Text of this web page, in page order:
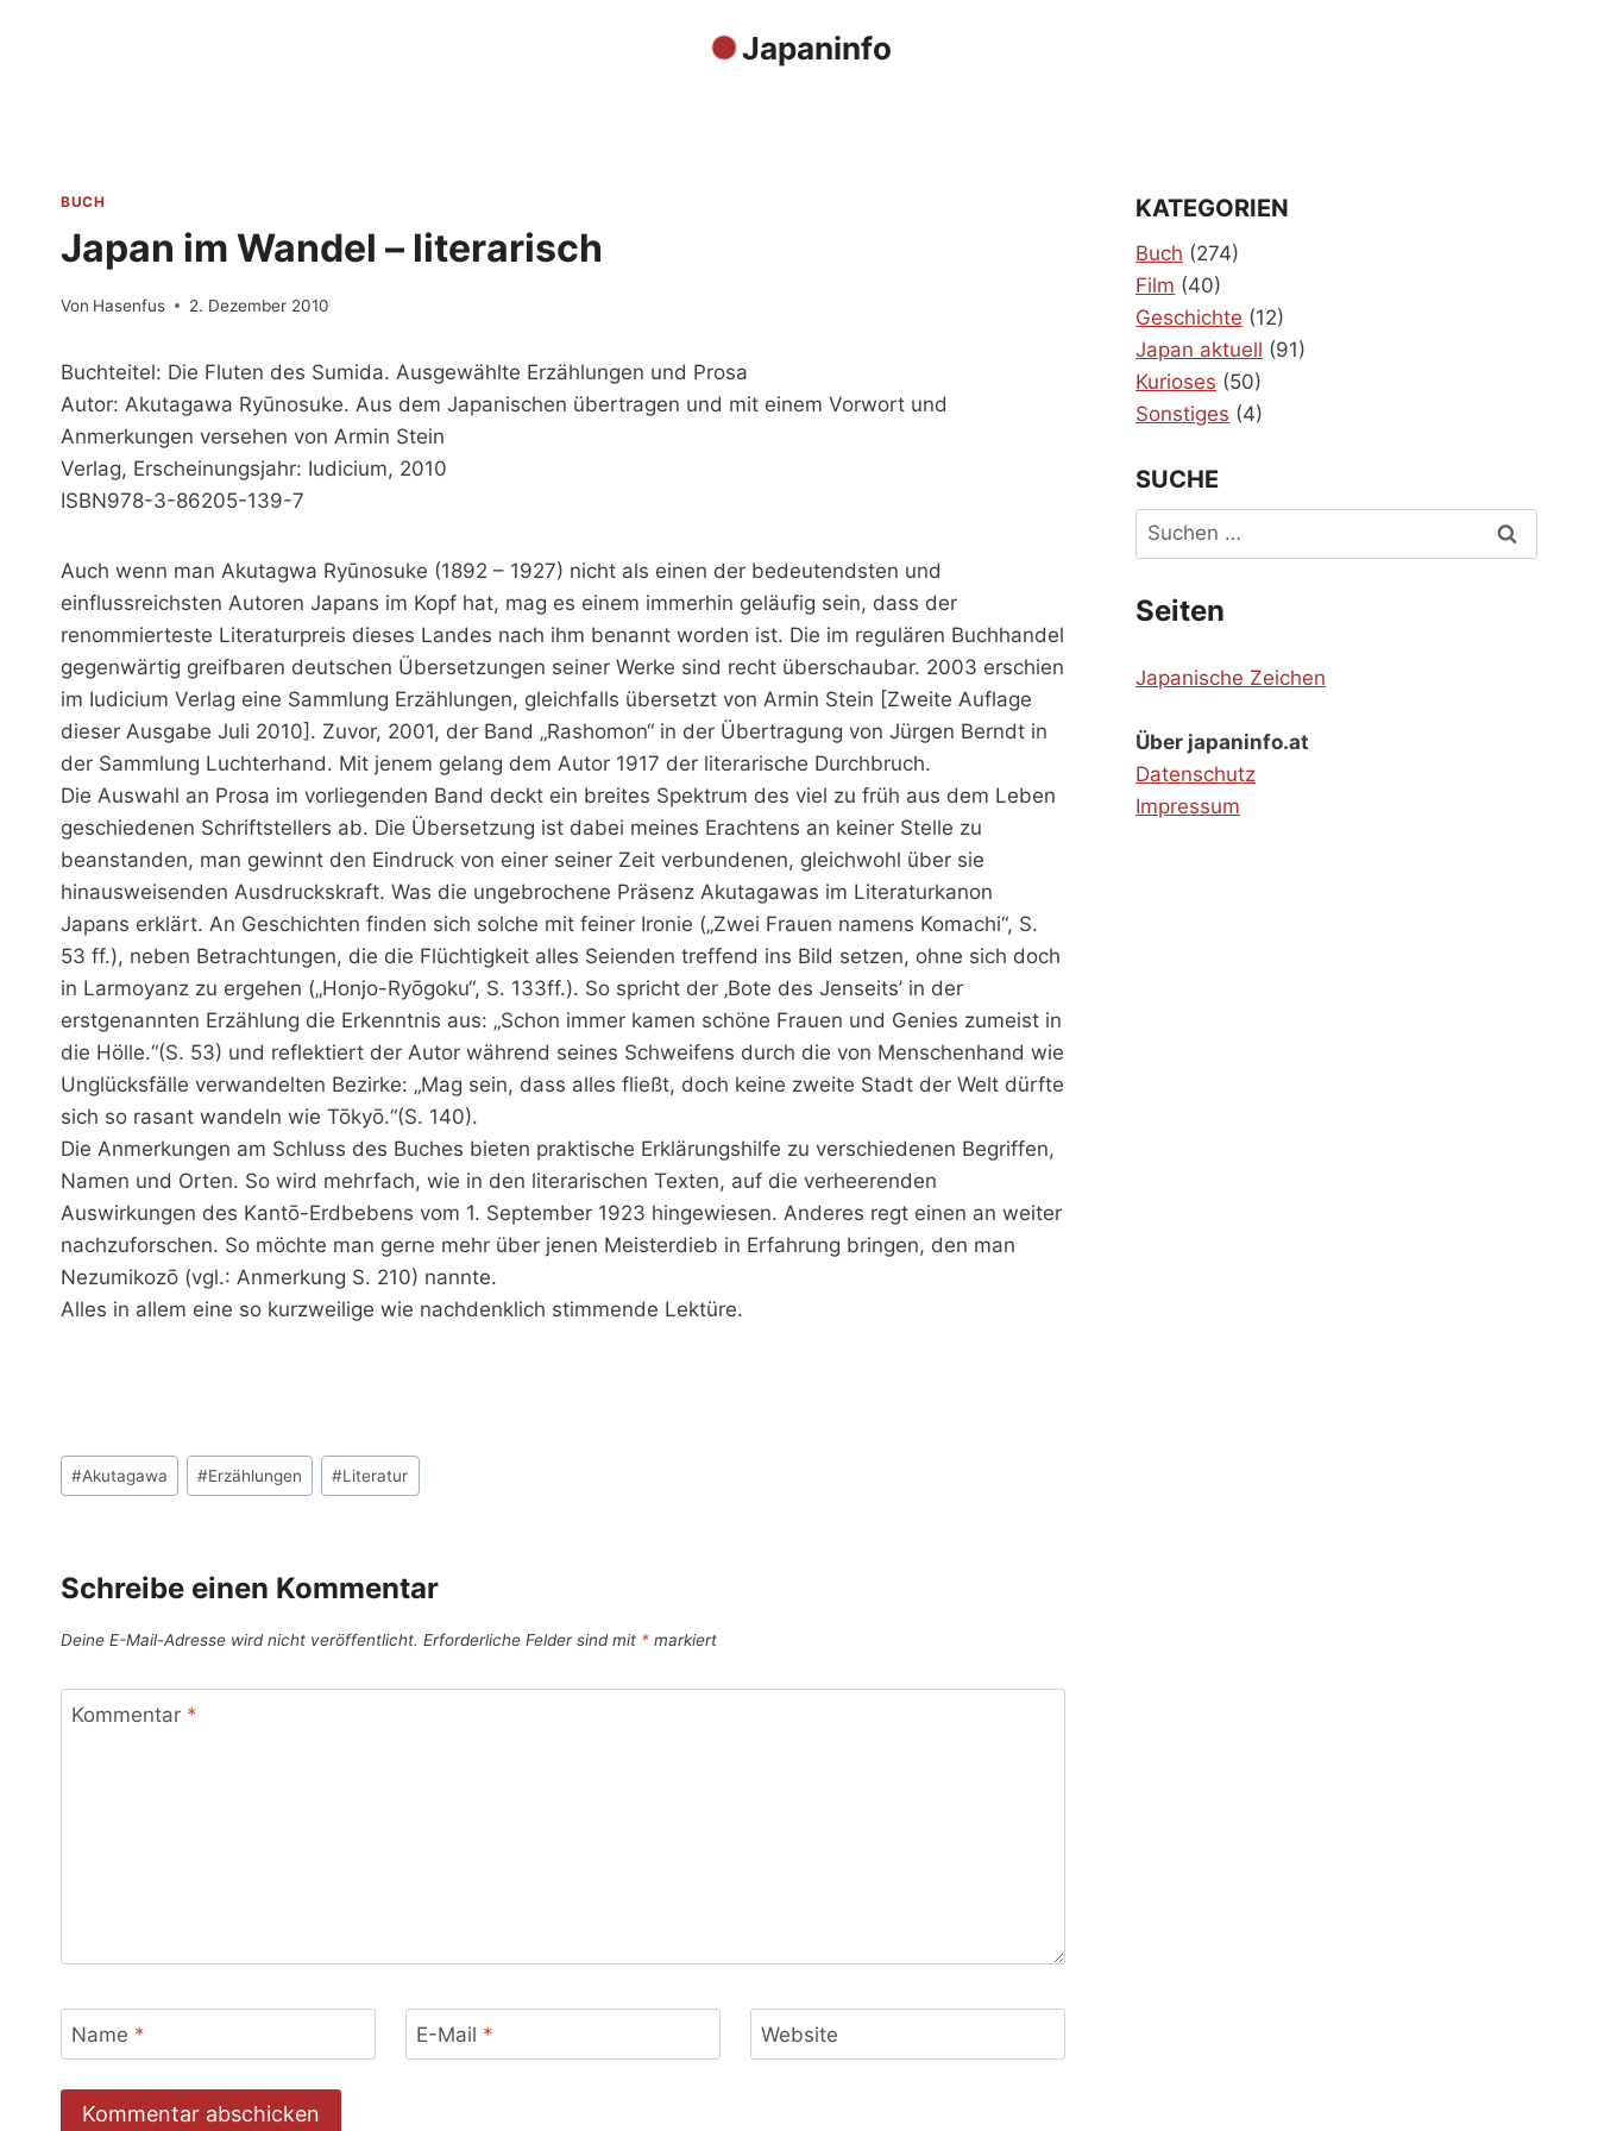
Japaninfo
BUCH
Japan im Wandel – literarisch
Von Hasenfus 2. Dezember 2010
Buchteitel: Die Fluten des Sumida. Ausgewählte Erzählungen und Prosa
Autor: Akutagawa Ryūnosuke. Aus dem Japanischen übertragen und mit einem Vorwort und
Anmerkungen versehen von Armin Stein
Verlag, Erscheinungsjahr: Iudicium, 2010
ISBN978-3-86205-139-7
Auch wenn man Akutagwa Ryūnosuke (1892 – 1927) nicht als einen der bedeutendsten und
einflussreichsten Autoren Japans im Kopf hat, mag es einem immerhin geläufig sein, dass der
renommierteste Literaturpreis dieses Landes nach ihm benannt worden ist. Die im regulären Buchhandel
gegenwärtig greifbaren deutschen Übersetzungen seiner Werke sind recht überschaubar. 2003 erschien
im Iudicium Verlag eine Sammlung Erzählungen, gleichfalls übersetzt von Armin Stein [Zweite Auflage
dieser Ausgabe Juli 2010]. Zuvor, 2001, der Band „Rashomon“ in der Übertragung von Jürgen Berndt in
der Sammlung Luchterhand. Mit jenem gelang dem Autor 1917 der literarische Durchbruch.
Die Auswahl an Prosa im vorliegenden Band deckt ein breites Spektrum des viel zu früh aus dem Leben
geschiedenen Schriftstellers ab. Die Übersetzung ist dabei meines Erachtens an keiner Stelle zu
beanstanden, man gewinnt den Eindruck von einer seiner Zeit verbundenen, gleichwohl über sie
hinausweisenden Ausdruckskraft. Was die ungebrochene Präsenz Akutagawas im Literaturkanon
Japans erklärt. An Geschichten finden sich solche mit feiner Ironie („Zwei Frauen namens Komachi“, S.
53 ff.), neben Betrachtungen, die die Flüchtigkeit alles Seienden treffend ins Bild setzen, ohne sich doch
in Larmoyanz zu ergehen („Honjo-Ryōgoku“, S. 133ff.). So spricht der ‚Bote des Jenseits’ in der
erstgenannten Erzählung die Erkenntnis aus: „Schon immer kamen schöne Frauen und Genies zumeist in
die Hölle.“(S. 53) und reflektiert der Autor während seines Schweifens durch die von Menschenhand wie
Unglücksfälle verwandelten Bezirke: „Mag sein, dass alles fließt, doch keine zweite Stadt der Welt dürfte
sich so rasant wandeln wie Tōkyō.“(S. 140).
Die Anmerkungen am Schluss des Buches bieten praktische Erklärungshilfe zu verschiedenen Begriffen,
Namen und Orten. So wird mehrfach, wie in den literarischen Texten, auf die verheerenden
Auswirkungen des Kantō-Erdbebens vom 1. September 1923 hingewiesen. Anderes regt einen an weiter
nachzuforschen. So möchte man gerne mehr über jenen Meisterdieb in Erfahrung bringen, den man
Nezumikozō (vgl.: Anmerkung S. 210) nannte.
Alles in allem eine so kurzweilige wie nachdenklich stimmende Lektüre.
Schlagworte:
#Akutagawa #Erzählungen #Literatur
Schreibe einen Kommentar
Deine E-Mail-Adresse wird nicht veröffentlicht. Erforderliche Felder sind mit * markiert
Kommentar *
Name * E-Mail * Website
KATEGORIEN
Buch (274)
Film (40)
Geschichte (12)
Japan aktuell (91)
Kurioses (50)
Sonstiges (4)
SUCHE
Suchen
nach:
Seiten
Japanische Zeichen
Über japaninfo.at
Datenschutz
Impressum